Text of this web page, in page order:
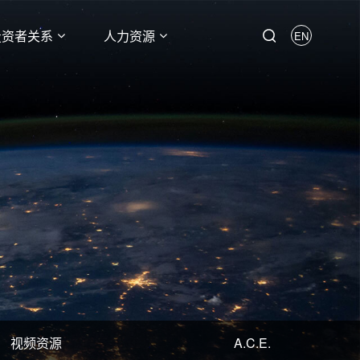
者关系 人力资源 EN
视频资源 A.C.E.